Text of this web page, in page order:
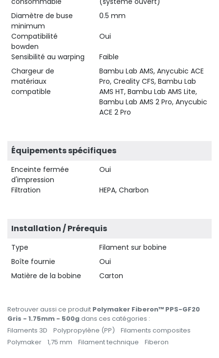
Diamètre de buse
minimum
0.5 mm
Compatibilité
bowden
Oui
Sensibilité au warping
Faible
Chargeur de
matériaux
compatible
Bambu Lab AMS, Anycubic ACE
Pro, Creality CFS, Bambu Lab
AMS HT, Bambu Lab AMS Lite,
Bambu Lab AMS 2 Pro, Anycubic
ACE 2 Pro
Équipements spécifiques
Enceinte fermée
d'impression
Oui
Filtration HEPA, Charbon
Installation / Prérequis
Type
Filament sur bobine
Boîte fournie
Oui
Matière de la bobine
Carton
Retrouver aussi ce produit Polymaker Fiberon™ PPS-GF20
Gris - 1.75mm - 500g dans ces catégories :
Filaments 3D
Polypropylène (PP)
Filaments composites
Polymaker
1,75 mm Filament technique Fiberon